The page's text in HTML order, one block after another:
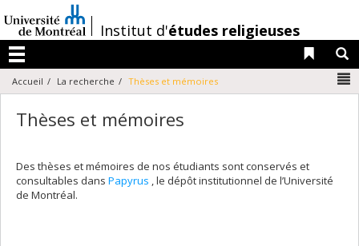
au
contenu
/Institut d'études religieuses
Menu
Liens
Accueil La recherche Thèses et mémoires
Thèses et mémoires
Des thèses et mémoires de nos étudiants sont conservés et
consultables dans Papyrus , le dépôt institutionnel de l’Université
de Montréal.